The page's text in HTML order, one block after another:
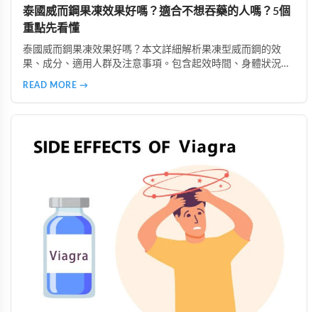
泰國威而鋼果凍效果好嗎？適合不想吞藥的人嗎？5個
重點先看懂
泰國威而鋼果凍效果好嗎？本文詳細解析果凍型威而鋼的效
果、成分、適用人群及注意事項。包含起效時間、身體狀況影
READ MORE →